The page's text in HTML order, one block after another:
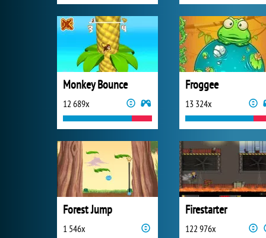
Monkey Bounce
12 689x
Froggee
13 324x
Forest Jump
1 546x
Firestarter
122 976x